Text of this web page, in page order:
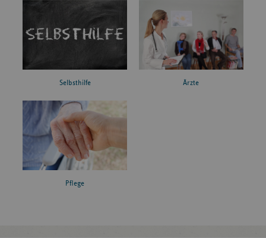
Selbsthilfe Ärzte
Pflege